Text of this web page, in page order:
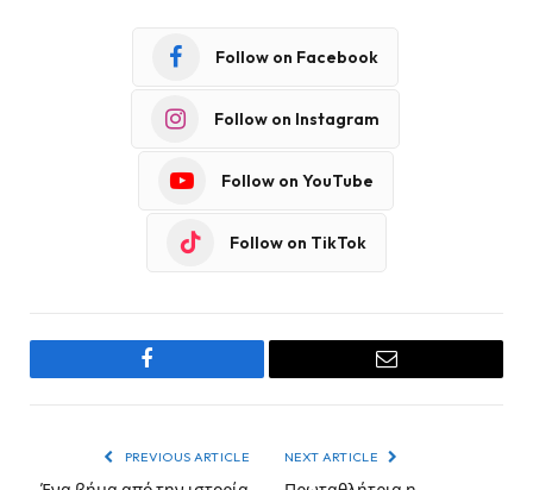
Follow on Facebook
Follow on Instagram
Follow on YouTube
Follow on TikTok
Facebook Email
PREVIOUS ARTICLE NEXT ARTICLE